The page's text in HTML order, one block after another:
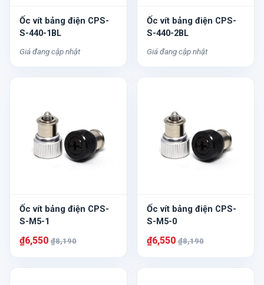
Ốc vít bảng điện CPS-
S-440-1BL
Giá đang cập nhật
Ốc vít bảng điện CPS-
S-440-2BL
Giá đang cập nhật
Ốc vít bảng điện CPS-
S-M5-1
₫6,550 ₫8,190
Ốc vít bảng điện CPS-
S-M5-0
₫6,550 ₫8,190